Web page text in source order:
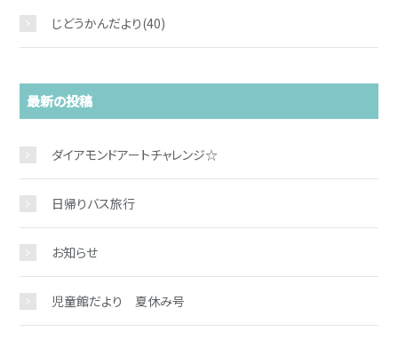
じどうかんだより(40)
最新の投稿
ダイアモンドアートチャレンジ☆
日帰りバス旅行
お知らせ
児童館だより 夏休み号